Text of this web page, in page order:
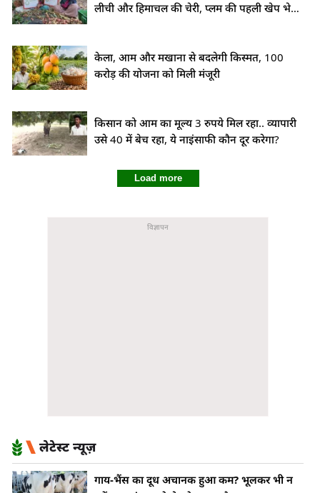
लीची और हिमाचल की चेरी, प्लम की पहली खेप भेजी
केला, आम और मखाना से बदलेगी किस्मत, 100
करोड़ की योजना को मिली मंजूरी
किसान को आम का मूल्य 3 रुपये मिल रहा.. व्यापारी
उसे 40 में बेच रहा, ये नाइंसाफी कौन दूर करेगा?
Load more
लेटेस्ट न्यूज़
गाय-भैंस का दूध अचानक हुआ कम? भूलकर भी न